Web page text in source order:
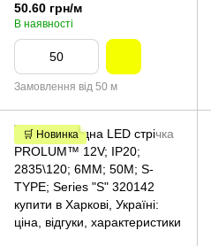
50.60 грн/м
В наявності
Замовлення від 50 м
🛒 Новинка